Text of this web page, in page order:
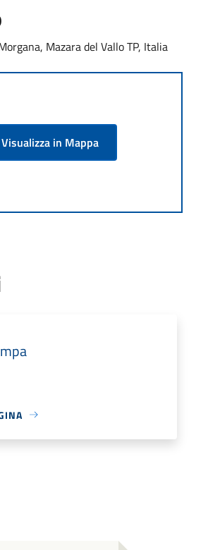
Mazara del Vallo TP, Italia
Visualizza in Mappa